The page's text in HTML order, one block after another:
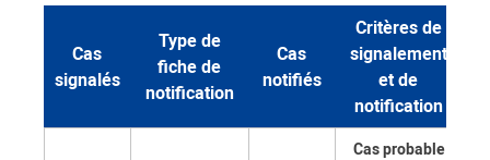
Cas
signalés
Type de
fiche de
notification
Cas
notifiés
Critères de
signalement
et de
notification
Cas probable